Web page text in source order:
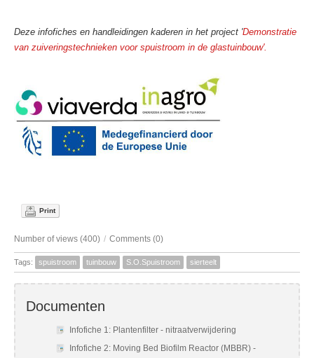
Deze infofiches en handleidingen kaderen in het project 'Demonstratie
van zuiveringstechnieken voor spuistroom in de glastuinbouw'.
Print
Number of views (400) / Comments (0)
Tags: spuistroom tuinbouw S.O.Spuistroom sierteelt
Documenten
Infofiche 1: Plantenfilter - nitraatverwijdering
Infofiche 2: Moving Bed Biofilm Reactor (MBBR) -